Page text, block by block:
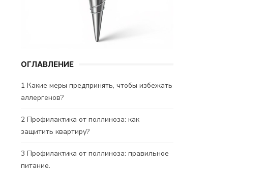
ОГЛАВЛЕНИЕ
1 Какие меры предпринять, чтобы избежать
аллергенов?
2 Профилактика от поллиноза: как
защитить квартиру?
3 Профилактика от поллиноза: правильное
питание.